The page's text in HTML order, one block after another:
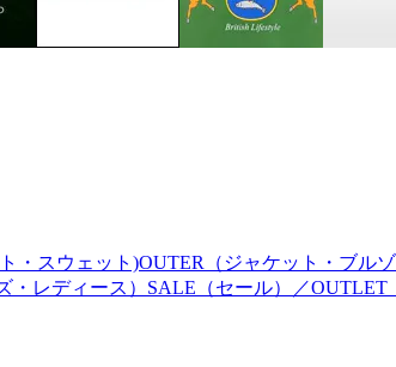
・スウェット)OUTER（ジャケット・ブルゾ
・レディース） SALE（セール）／OUTLET